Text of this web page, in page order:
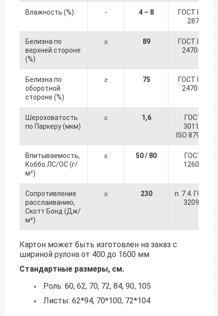
Влажность (%) - 4 – 8
ГОСТ ISO
287
Белизна по
верхней стороне
(%)
≥ 89
ГОСТ ISO
2470-1
Белизна по
оборотной
стороне (%)
≥ 75
ГОСТ ISO
2470-1
Шероховатость
по Паркеру (мкм)
≤ 1,6
ГОСТ
30115
ISO 8791-1
Впитываемость,
Коббо ЛС/ОС (г/
м²)
≤ 50 / 80
ГОСТ
12605
Сопротивление
расслаиванию,
Скотт Бонд (Дж/
м²)
≥ 230
п. 7.4. ГОСТ
32096
Картон может быть изготовлен на заказ с
шириной рулона от 400 до 1600 мм
Стандартные размеры, см.
Роль: 60, 62, 70, 72, 84, 90, 105
Листы: 62*94, 70*100, 72*104